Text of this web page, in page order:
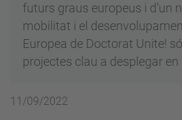
futurs graus europeus i d’un
mobilitat i el
Europea de Doctorat Unite!
projectes clau a desplegar
11/09/2022